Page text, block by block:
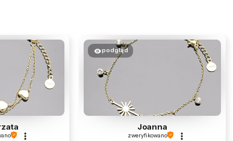
podgląd
Joanna
zweryfikowano